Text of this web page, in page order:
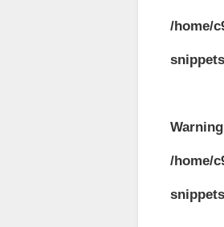
/home/
Warning
/home/